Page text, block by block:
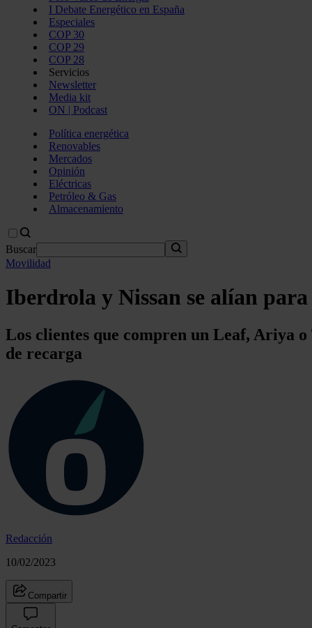
I Debate Energético en España
Especiales
COP 30
COP 29
COP 28
Servicios
Newsletter
Media kit
ON | Podcast
Política energética
Renovables
Mercados
Opinión
Eléctricas
Petróleo & Gas
Almacenamiento
Buscar
Movilidad
Iberdrola y Nissan se alían
Los clientes que compren un Leaf, Ariya
de recarga
Redacción
10/02/2023
Compartir